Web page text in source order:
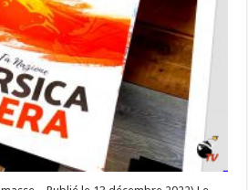
Libera
?
« Notre
combat
politique
se
poursuivra
sérénité
et
détermination »
#Corse